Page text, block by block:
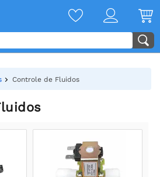
Controle de Fluidos